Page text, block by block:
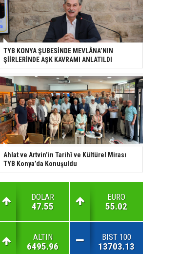
TYB KONYA ŞUBESİNDE MEVLÂNA’NIN
ŞİİRLERİNDE AŞK KAVRAMI ANLATILDI
Ahlat ve Artvin’in Tarihî ve Kültürel Mirası
TYB Konya’da Konuşuldu
DOLAR
47.55
EURO
55.02
ALTIN
6495.96
BIST 100
13703.13